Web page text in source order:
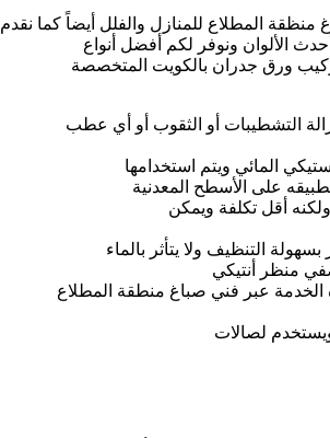
المطلاع للمنازل والفلل أيضاً كما نقدم
الألوان ونوفر لكم أفضل أنواع
ورق جدران بالكويت المتخصصة
التشطيبات أو الثقوب أو أي عطب
المائي ويتم استخدامها
على الأسطح المعدنية
أقل تكلفة ويمكن
التنظيف ولا يتأثر بالماء
منظر أنتيكي
الخدمة عبر فني صباغ منطقة المطلاع
لصالات